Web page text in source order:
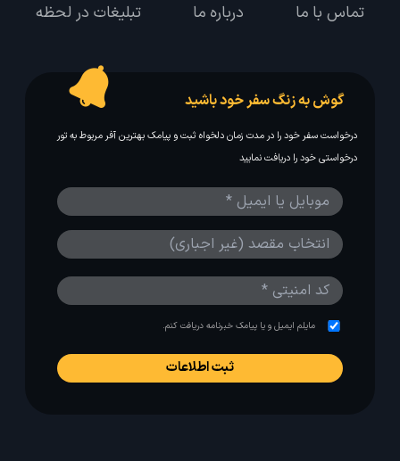
تماس با ما درباره ما تبلیغات در لحظه
گوش به زنگ سفر خود باشید
درخواست سفر خود را در مدت زمان دلخواه ثبت و پیامک بهترین آفر مربوط به تور
درخواستی خود را دریافت نمایید
مایلم ایمیل و یا پیامک خبرنامه دریافت کنم.